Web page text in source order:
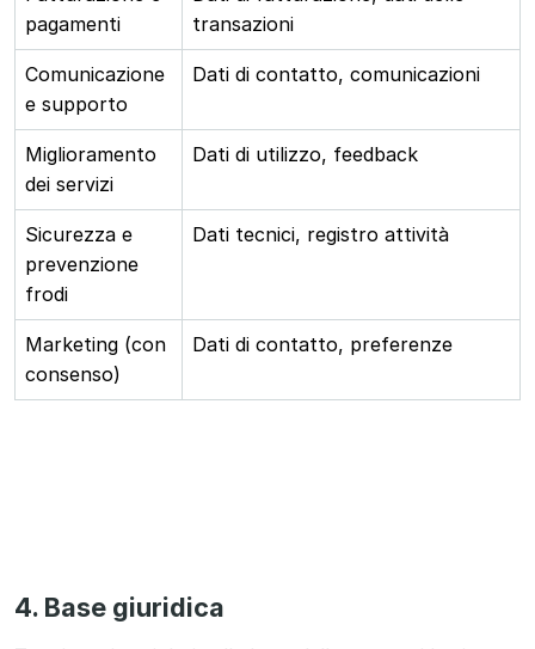
pagamenti
transazioni
Comunicazione
e supporto
Dati di contatto, comunicazioni
Miglioramento
dei servizi
Dati di utilizzo, feedback
Sicurezza e
prevenzione
frodi
Dati tecnici, registro attività
Marketing (con
consenso)
Dati di contatto, preferenze
4. Base giuridica